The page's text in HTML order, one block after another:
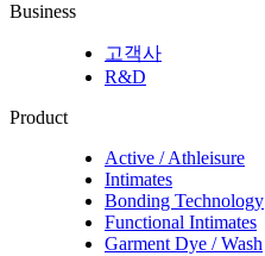
Business
고객사
R&D
Product
Active / Athleisure
Intimates
Bonding Technology
Functional Intimates
Garment Dye / Wash